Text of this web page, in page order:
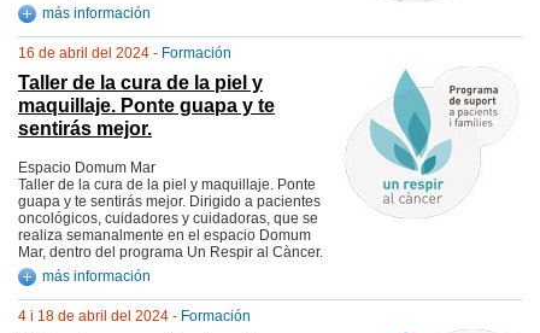
más información
16 de abril del 2024 - Formación
Taller de la cura de la piel y
maquillaje. Ponte guapa y te
sentirás mejor.
Espacio Domum Mar
Taller de la cura de la piel y maquillaje. Ponte
guapa y te sentirás mejor. Dirigido a pacientes
oncológicos, cuidadores y cuidadoras, que se
realiza semanalmente en el espacio Domum
Mar, dentro del programa Un Respir al Càncer.
más información
4 i 18 de abril del 2024 - Formación